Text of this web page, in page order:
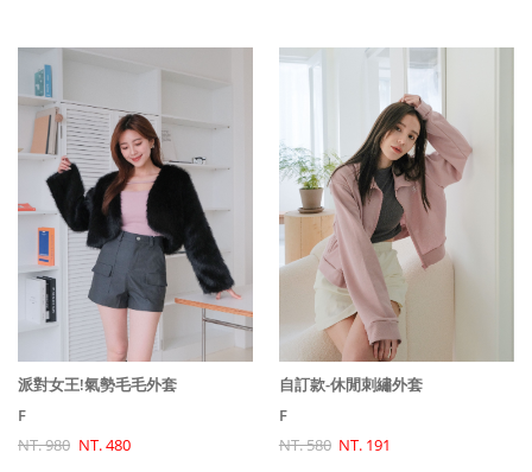
派對女王!氣勢毛毛外套
F
NT. 980 NT. 480
自訂款-休閒刺繡外套
F
NT. 580 NT. 191